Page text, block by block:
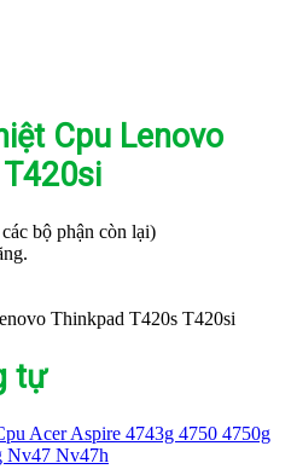
Cpu Lenovo
bộ phận còn lại)
Thinkpad T420s T420si
tự